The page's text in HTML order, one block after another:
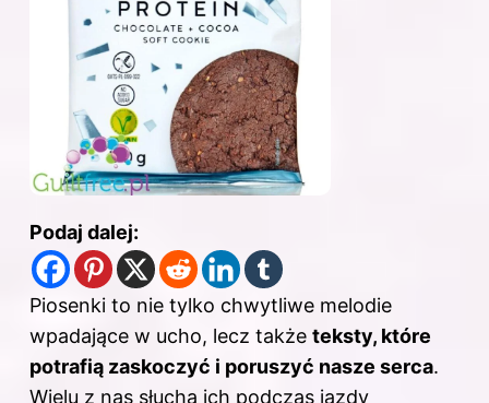
Podaj dalej:
Piosenki to nie tylko chwytliwe melodie
wpadające w ucho, lecz także teksty, które
potrafią zaskoczyć i poruszyć nasze serca.
Wielu z nas słucha ich podczas jazdy